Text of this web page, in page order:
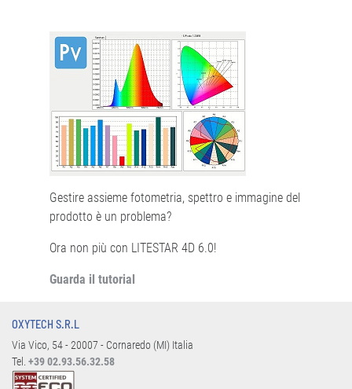
Gestire assieme fotometria, spettro e immagine del
prodotto è un problema?
Ora non più con LITESTAR 4D 6.0!
Guarda il tutorial
OXYTECH S.R.L
Via Vico, 54 - 20007 - Cornaredo (MI) Italia
Tel. +39 02.93.56.32.58